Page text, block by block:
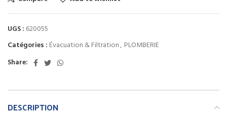
UGS : 620055
Catégories : Évacuation & Filtration, PLOMBERIE
Share:
DESCRIPTION